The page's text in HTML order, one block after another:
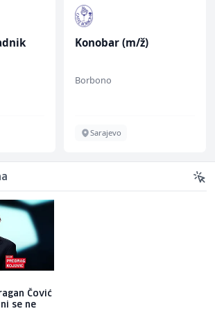
Konobar (m/ž)
Borbono
Sarajevo
Čović
se ne